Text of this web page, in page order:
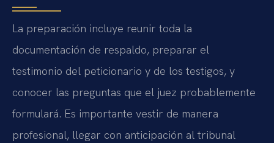
La preparación incluye reunir toda la
documentación de respaldo, preparar el
testimonio del peticionario y de los testigos, y
conocer las preguntas que el juez probablemente
formulará. Es importante vestir de manera
profesional, llegar con anticipación al tribunal